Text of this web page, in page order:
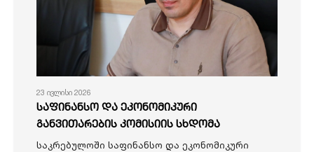
23 ივლისი 2026
საფინანსო და ეკონომიკური
განვითარების კომისიის სხდომა
საკრებულოში საფინანსო და ეკონომიკური